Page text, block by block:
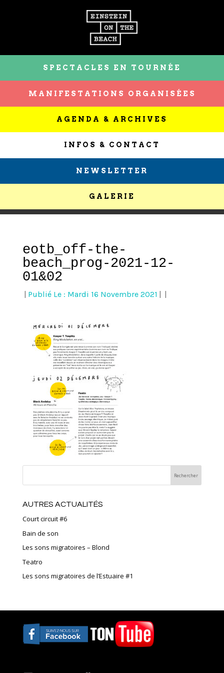
SPECTACLES EN TOURNÉE
MANIFESTATIONS ORGANISÉES
AGENDA & ARCHIVES
INFOS & CONTACT
NEWSLETTER
GALERIE
eotb_off-the-
beach_prog-2021-12-
01&02
Publié Le : Mardi 16 Novembre 2021
AUTRES ACTUALITÉS
Court circuit #6
Bain de son
Les sons migratoires – Blond
Teatro
Les sons migratoires de l’Estuaire #1